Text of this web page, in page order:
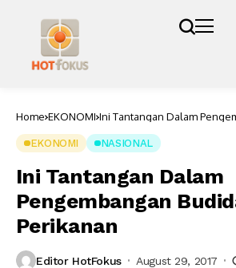
Home EKONOMI Ini Tantangan Dalam
EKONOMI NASIONAL
Ini Tantangan Dalam
Pengembangan
Perikanan
Editor HotFokus August 29, 2017